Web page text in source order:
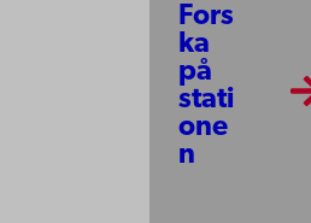
Fors
ka
på
stati
one
n